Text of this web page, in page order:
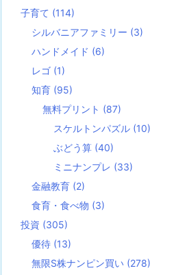
子育て (114)
シルバニアファミリー (3)
ハンドメイド (6)
レゴ (1)
知育 (95)
無料プリント (87)
スケルトンパズル (10)
ぶどう算 (40)
ミニナンプレ (33)
金融教育 (2)
食育・食べ物 (3)
投資 (305)
優待 (13)
無限S株ナンピン買い (278)